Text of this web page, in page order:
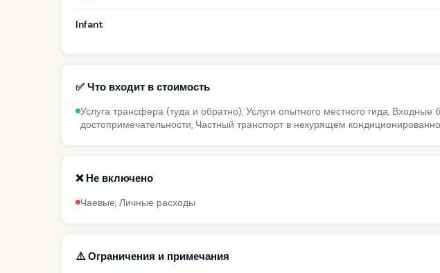
Infant
✅ Что входит в стоимость
Услуга трансфера (туда и обратно), Услуги опытного местного гида, Входные
достопримечательности, Частный транспорт в некурящем
❌ Не включено
Чаевые, Личные расходы
⚠️ Ограничения и примечания